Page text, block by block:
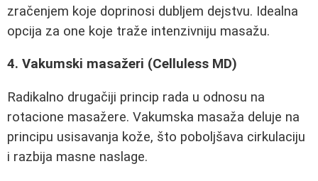
zračenjem koje doprinosi dubljem dejstvu. Idealna
opcija za one koje traže intenzivniju masažu.
4. Vakumski masažeri (Celluless MD)
Radikalno drugačiji princip rada u odnosu na
rotacione masažere. Vakumska masaža deluje na
principu usisavanja kože, što poboljšava cirkulaciju
i razbija masne naslage.